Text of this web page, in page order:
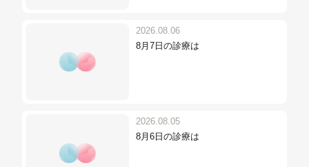
2026.08.06
8月7日の診療は
2026.08.05
8月6日の診療は